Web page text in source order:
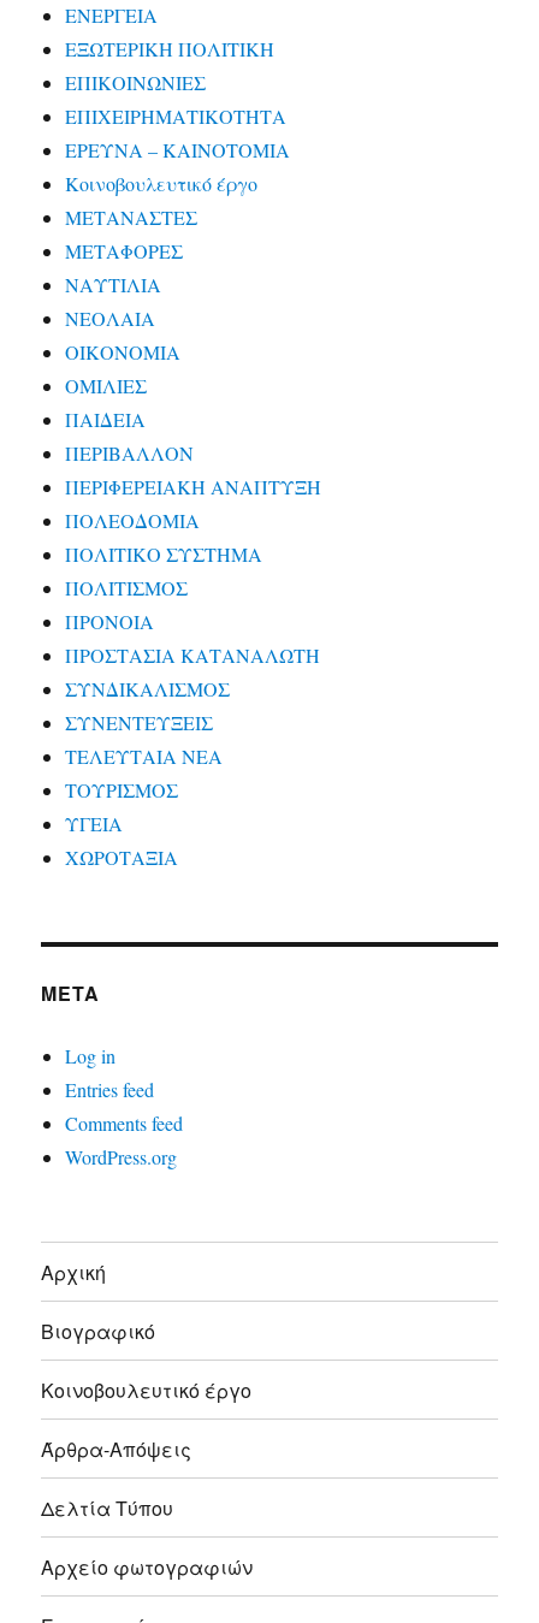
ΕΝΕΡΓΕΙΑ
ΕΞΩΤΕΡΙΚΗ ΠΟΛΙΤΙΚΗ
ΕΠΙΚΟΙΝΩΝΙΕΣ
ΕΠΙΧΕΙΡΗΜΑΤΙΚΟΤΗΤΑ
ΕΡΕΥΝΑ – ΚΑΙΝΟΤΟΜΙΑ
Κοινοβουλευτικό έργο
ΜΕΤΑΝΑΣΤΕΣ
ΜΕΤΑΦΟΡΕΣ
ΝΑΥΤΙΛΙΑ
ΝΕΟΛΑΙΑ
ΟΙΚΟΝΟΜΙΑ
ΟΜΙΛΙΕΣ
ΠΑΙΔΕΙΑ
ΠΕΡΙΒΑΛΛΟΝ
ΠΕΡΙΦΕΡΕΙΑΚΗ ΑΝΑΠΤΥΞΗ
ΠΟΛΕΟΔΟΜΙΑ
ΠΟΛΙΤΙΚΟ ΣΥΣΤΗΜΑ
ΠΟΛΙΤΙΣΜΟΣ
ΠΡΟΝΟΙΑ
ΠΡΟΣΤΑΣΙΑ ΚΑΤΑΝΑΛΩΤΗ
ΣΥΝΔΙΚΑΛΙΣΜΟΣ
ΣΥΝΕΝΤΕΥΞΕΙΣ
ΤΕΛΕΥΤΑΙΑ ΝΕΑ
ΤΟΥΡΙΣΜΟΣ
ΥΓΕΙΑ
ΧΩΡΟΤΑΞΙΑ
META
Log in
Entries feed
Comments feed
WordPress.org
Αρχική
Βιογραφικό
Κοινοβουλευτικό έργο
Άρθρα-Απόψεις
Δελτία Τύπου
Αρχείο φωτογραφιών